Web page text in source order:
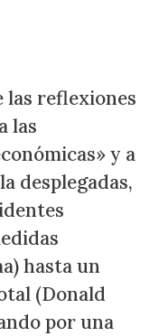
las reflexiones
las
y a
desplegadas,
hasta un
(Donald
por una